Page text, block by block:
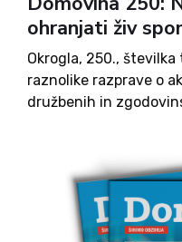
ohranjati živ
Okrogla, 250.,
raznolike razprave o
družbenih in
spremembah in
sodobni družbi.